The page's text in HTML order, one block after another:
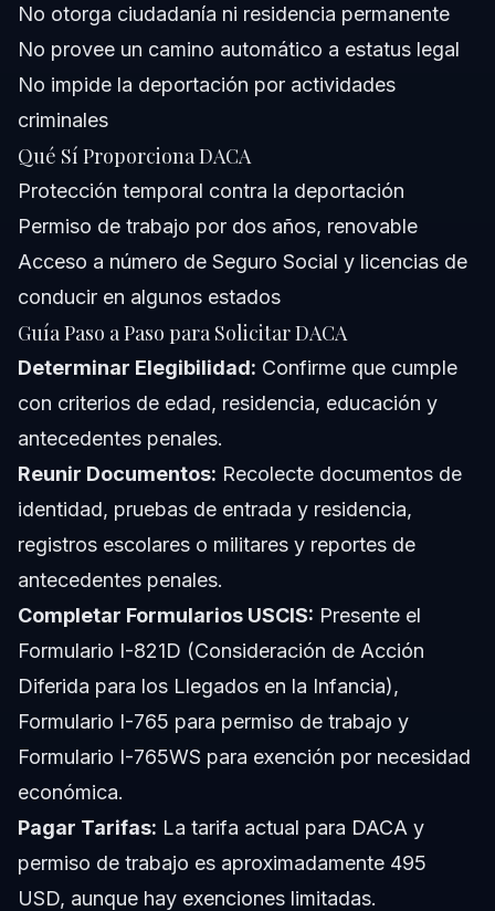
No otorga ciudadanía ni residencia permanente
No provee un camino automático a estatus legal
No impide la deportación por actividades
criminales
Qué Sí Proporciona DACA
Protección temporal contra la deportación
Permiso de trabajo por dos años, renovable
Acceso a número de Seguro Social y licencias de
conducir en algunos estados
Guía Paso a Paso para Solicitar DACA
Determinar Elegibilidad: Confirme que cumple
con criterios de edad, residencia, educación y
antecedentes penales.
Reunir Documentos: Recolecte documentos de
identidad, pruebas de entrada y residencia,
registros escolares o militares y reportes de
antecedentes penales.
Completar Formularios USCIS: Presente el
Formulario I-821D (Consideración de Acción
Diferida para los Llegados en la Infancia),
Formulario I-765 para permiso de trabajo y
Formulario I-765WS para exención por necesidad
económica.
Pagar Tarifas: La tarifa actual para DACA y
permiso de trabajo es aproximadamente 495
USD, aunque hay exenciones limitadas.